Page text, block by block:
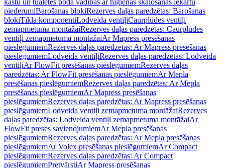
kastu un tualetes poda vadības ar higiēnas skalošanas iekārtu
piederumiBarošanas blokiRezerves daļas paredzētas: Barošanas
blokiTīkla komponentiLodveida ventiļiCaurplūdes ventiļi
zemapmetuma montāžaiRezerves daļas paredzētas: Caurplūdes
ventiļi zemapmetuma montāžaiAr Mapress presēšanas
pieslēgumiemRezerves daļas paredzētas: Ar Mapress presēšanas
pieslēgumiemLodveida ventiļiRezerves daļas paredzētas: Lodveida
ventiļiAr FlowFit presēšanas pieslēgumiemRezerves daļas
paredzētas: Ar FlowFit presēšanas pieslēgumiemAr Mepla
presēšanas pieslēgumiemRezerves daļas paredzētas: Ar Mepla
presēšanas pieslēgumiemAr Mapress presēšanas
pieslēgumiemRezerves daļas paredzētas: Ar Mapress presēšanas
pieslēgumiemLodveida ventiļi zemapmetuma montāžaiRezerves
daļas paredzētas: Lodveida ventiļi zemapmetuma montāžaiAr
FlowFit preses savienojumiemAr Mepla presēšanas
pieslēgumiemRezerves daļas paredzētas: Ar Mepla presēšanas
pieslēgumiemAr Volex presēšanas pieslēgumiemAr Compact
pieslēgumiemRezerves daļas paredzētas: Ar Compact
pieslēgumiemPretvārstiAr Mapress presēšanas